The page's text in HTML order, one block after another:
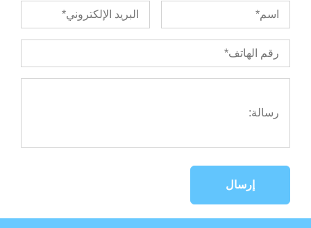
إرسال